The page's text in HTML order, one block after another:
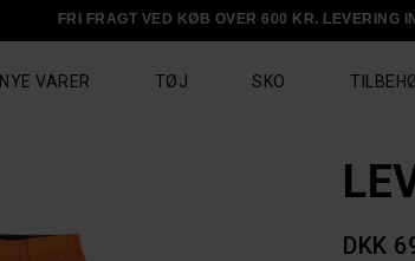
FRI FRAGT VED KØB OVER 600 KR. LEVERING
NYE VARER TØJ SKO
DKK